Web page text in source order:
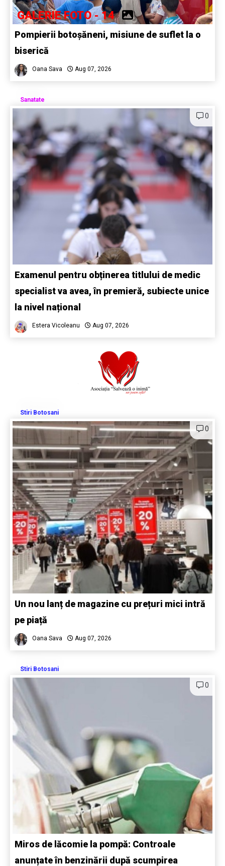
GALERIE FOTO - 14
Pompierii botoșăneni, misiune de suflet la o
biserică
Oana Sava Aug 07, 2026
Sanatate
0
Examenul pentru obținerea titlului de medic
specialist va avea, în premieră, subiecte unice
la nivel național
Estera Vicoleanu Aug 07, 2026
Stiri Botosani
0
Un nou lanț de magazine cu prețuri mici intră
pe piață
Oana Sava Aug 07, 2026
Stiri Botosani
0
Miros de lăcomie la pompă: Controale
anunțate în benzinării după scumpirea